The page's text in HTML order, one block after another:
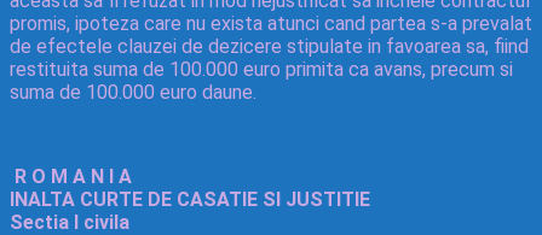
promis, ipoteza care nu exista atunci cand partea s-a prevalat
de efectele clauzei de dezicere stipulate in favoarea sa, fiind
restituita suma de 100.000 euro primita ca avans, precum si
suma de 100.000 euro daune.
R O M A N I A
INALTA CURTE DE CASATIE SI JUSTITIE
Sectia I civila